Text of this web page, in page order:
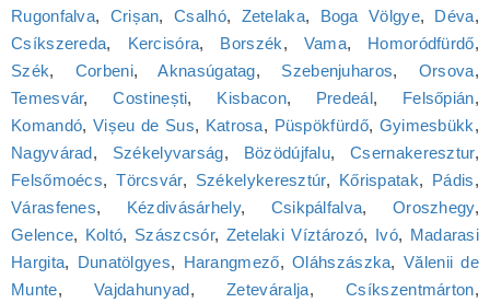
Rugonfalva, Crișan,Csalhó, Zetelaka, Boga Völgye, Déva,
Csíkszereda, Kercisóra, Borszék, Vama, Homoródfürdő,
Szék, Corbeni,Aknasúgatag, Szebenjuharos, Orsova,
Temesvár,Costinești, Kisbacon, Predeál, Felsőpián,
Komandó, Vișeu de Sus, Katrosa, Püspökfürdő, Gyimesbükk,
Nagyvárad, Székelyvarság, Bözödújfalu,Csernakeresztur,
Felsőmoécs,Törcsvár, Székelykeresztúr, Kőrispatak, Pádis,
Várasfenes, Kézdivásárhely, Csikpálfalva, Oroszhegy,
Gelence, Koltó, Szászcsór, Zetelaki Víztározó, Ivó, Madarasi
Hargita, Dunatölgyes, Harangmező,Oláhszászka, Vălenii de
Munte,Vajdahunyad,Zeteváralja,Csíkszentmárton,